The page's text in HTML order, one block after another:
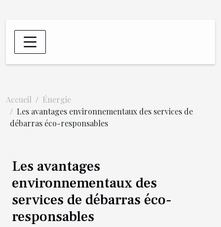
Accueil
Énergie
Les avantages environnementaux des services de
débarras éco-responsables
Les avantages
environnementaux des
services de débarras éco-
responsables